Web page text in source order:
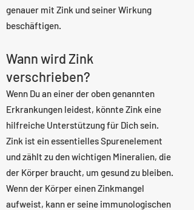
genauer mit Zink und seiner Wirkung
beschäftigen.
Wann wird Zink
verschrieben?
Wenn Du an einer der oben genannten
Erkrankungen leidest, könnte Zink eine
hilfreiche Unterstützung für Dich sein.
Zink ist ein essentielles Spurenelement
und zählt zu den wichtigen Mineralien, die
der Körper braucht, um gesund zu bleiben.
Wenn der Körper einen Zinkmangel
aufweist, kann er seine immunologischen